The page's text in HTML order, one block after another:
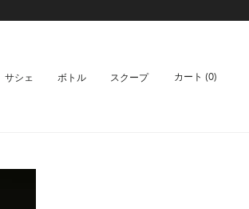
サシェ ボトル スクープ カート 0